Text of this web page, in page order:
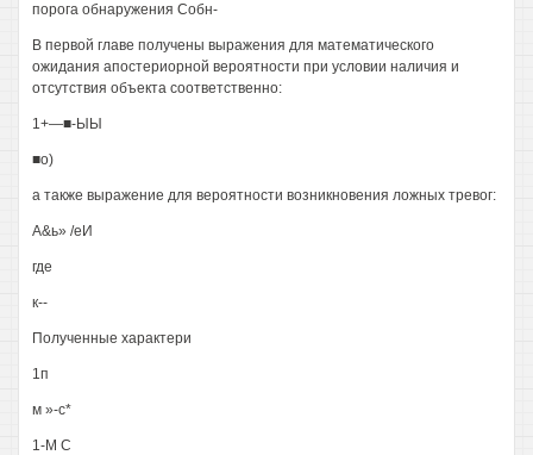
порога обнаружения Собн-
В первой главе получены выражения для математического
ожидания апостериорной вероятности при условии наличия и
отсутствия объекта соответственно:
1+—■-ЫЫ
■о)
а также выражение для вероятности возникновения ложных тревог:
А&ь» /еИ
где
к--
Полученные характери
1п
м »-с*
1-М С